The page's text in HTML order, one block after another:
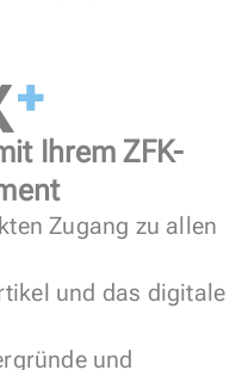
Ihrem ZFK-
Zugang zu allen
und das digitale
und